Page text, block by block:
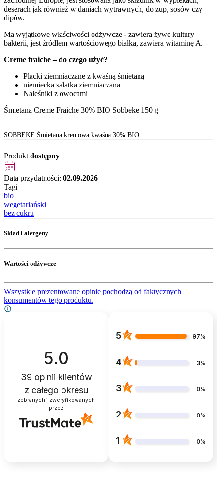
deserach jak również w daniach wytrawnych, do zup, sosów czy
dipów.
Ma wyjątkowe właściwości odżywcze - zawiera żywe kultury
bakterii, jest źródłem wartościowego białka, zawiera witaminę A.
Creme fraiche – do czego użyć?
Placki ziemniaczane z kwaśną śmietaną
niemiecka sałatka ziemniaczana
Naleśniki z owocami
Śmietana Creme Fraiche 30% BIO Sobbeke 150 g
SOBBEKE Śmietana kremowa kwaśna 30% BIO
Produkt dostępny
Data przydatności: 02.09.2026
Tagi
bio
wegetariański
bez cukru
Skład i alergeny
Wartości odżywcze
Wszystkie prezentowane opinie pochodzą od faktycznych
konsumentów tego produktu.
5.0
39 opinii klientów
z całego okresu
zebranych i zweryfikowanych
przez
5 97%
4 3%
3 0%
2 0%
1 0%